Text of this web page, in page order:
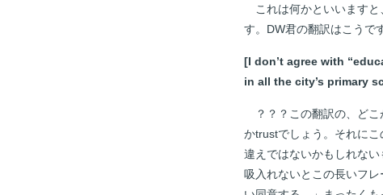
これは何かといいますと
す。DW君の翻訳はこうで
[I don’t agree with
in all the city’s primary
？？？この翻訳の、どこ
かtrustでしょう。それに
違えではないかもしれな
吸入れないとこの長いフ